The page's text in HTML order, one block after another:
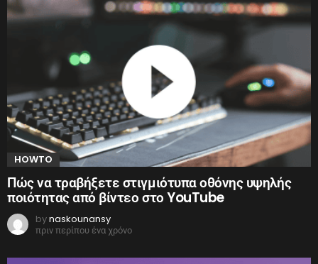
HOWTO
Πώς να τραβήξετε στιγμιότυπα οθόνης υψηλής
ποιότητας από βίντεο στο YouTube
bynaskounansy
πριν περίπου ένα χρόνο